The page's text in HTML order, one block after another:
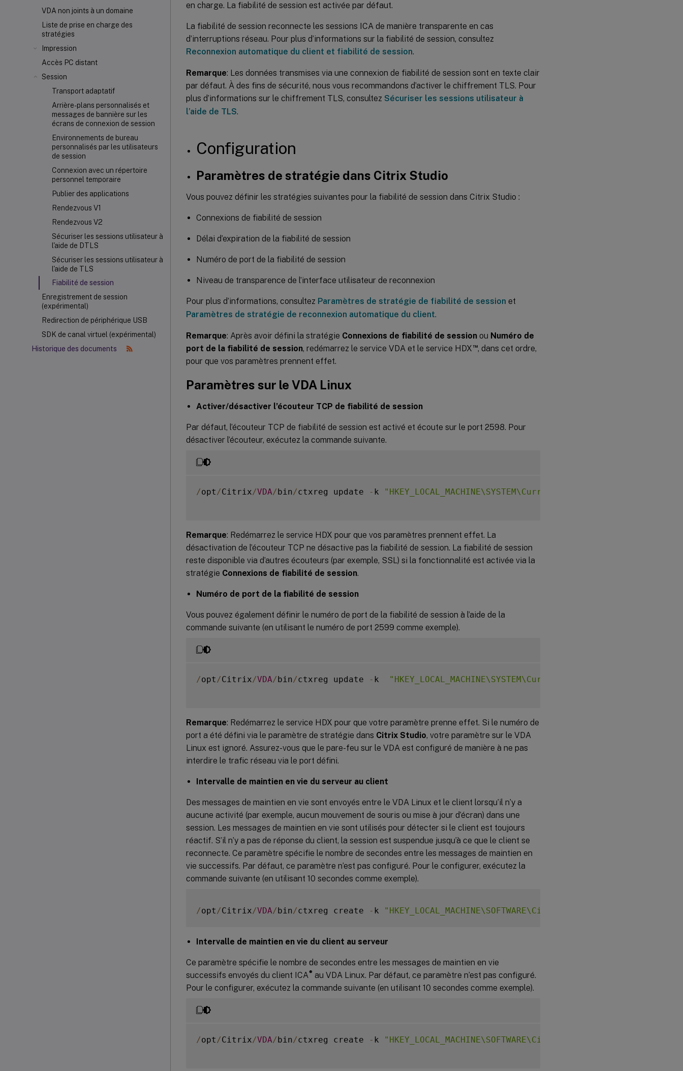
VDA non joints à un domaine
Liste de prise en charge des
stratégies
Impression
Accès PC distant
Session
Transport adaptatif
Arrière-plans personnalisés et
messages de bannière sur les
écrans de connexion de session
Environnements de bureau
personnalisés par les utilisateurs
de session
Connexion avec un répertoire
personnel temporaire
Publier des applications
Rendezvous V1
Rendezvous V2
Sécuriser les sessions utilisateur à
l'aide de DTLS
Sécuriser les sessions utilisateur à
l'aide de TLS
Fiabilité de session
Enregistrement de session
(expérimental)
Redirection de périphérique USB
SDK de canal virtuel (expérimental)
Historique des documents
en charge. La fiabilité de session est activée par défaut.
La fiabilité de session reconnecte les sessions ICA de manière transparente en cas
d’interruptions réseau. Pour plus d’informations sur la fiabilité de session, consultez
Reconnexion automatique du client et fiabilité de session.
Remarque: Les données transmises via une connexion de fiabilité de session sont en texte clair
par défaut. À des fins de sécurité, nous vous recommandons d’activer le chiffrement TLS. Pour
plus d’informations sur le chiffrement TLS, consultez Sécuriser les sessions utilisateur à
l’aide de TLS.
Configuration
Paramètres de stratégie dans Citrix Studio
Vous pouvez définir les stratégies suivantes pour la fiabilité de session dans Citrix Studio :
Connexions de fiabilité de session
Délai d’expiration de la fiabilité de session
Numéro de port de la fiabilité de session
Niveau de transparence de l’interface utilisateur de reconnexion
Pour plus d’informations, consultez Paramètres de stratégie de fiabilité de session et
Paramètres de stratégie de reconnexion automatique du client.
Remarque: Après avoir défini la stratégie Connexions de fiabilité de session ou Numéro de
port de la fiabilité de session, redémarrez le service VDA et le service HDX™, dans cet ordre,
pour que vos paramètres prennent effet.
Paramètres sur le VDA Linux
Activer/désactiver l’écouteur TCP de fiabilité de session
Par défaut, l’écouteur TCP de fiabilité de session est activé et écoute sur le port 2598. Pour
désactiver l’écouteur, exécutez la commande suivante.
/opt /Citrix/VDA/bin/ctxreg update - k
Remarque: Redémarrez le service HDX pour que vos paramètres prennent effet. La
désactivation de l’écouteur TCP ne désactive pas la fiabilité de session. La fiabilité de session
reste disponible via d’autres écouteurs (par exemple, SSL) si la fonctionnalité est activée via la
stratégie Connexions de fiabilité de session.
Numéro de port de la fiabilité de session
Vous pouvez également définir le numéro de port de la fiabilité de session à l’aide de la
commande suivante (en utilisant le numéro de port 2599 comme exemple).
/opt /Citrix/VDA/bin/ctxreg update - k
Remarque: Redémarrez le service HDX pour que votre paramètre prenne effet. Si le numéro de
port a été défini via le paramètre de stratégie dans Citrix Studio, votre paramètre sur le VDA
Linux est ignoré. Assurez-vous que le pare-feu sur le VDA est configuré de manière à ne pas
interdire le trafic réseau via le port défini.
Intervalle de maintien en vie du serveur au client
Des messages de maintien en vie sont envoyés entre le VDA Linux et le client lorsqu’il n’y a
aucune activité (par exemple, aucun mouvement de souris ou mise à jour d’écran) dans une
session. Les messages de maintien en vie sont utilisés pour détecter si le client est toujours
réactif. S’il n’y a pas de réponse du client, la session est suspendue jusqu’à ce que le client se
reconnecte. Ce paramètre spécifie le nombre de secondes entre les messages de maintien en
vie successifs. Par défaut, ce paramètre n’est pas configuré. Pour le configurer, exécutez la
commande suivante (en utilisant 10 secondes comme exemple).
/opt /Citrix/VDA/bin/ctxreg create - k "HKEY_LOCAL_MACHINE\SOFTWARE\Citrix\XTEConfig"
Intervalle de maintien en vie du client au serveur
Ce paramètre spécifie le nombre de secondes entre les messages de maintien en vie
successifs envoyés du client ICA® au VDA Linux. Par défaut, ce paramètre n’est pas configuré.
Pour le configurer, exécutez la commande suivante (en utilisant 10 secondes comme exemple).
/opt /Citrix/VDA/bin/ctxreg create - k "HKEY_LOCAL_MACHINE\SOFTWARE\Citrix\XTEConfig"